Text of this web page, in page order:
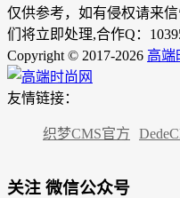
仅供参考，如有侵权请来信
们将立即处理,合作Q：
Copyright © 2017-2026 高端
友情链接：
织梦CMS官方
关注 微信公众号